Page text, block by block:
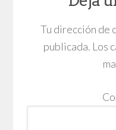
Tu dirección de
publicada. Los